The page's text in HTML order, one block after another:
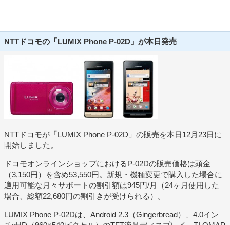
NTTドコモの「LUMIX Phone P-02D」が本日発売
NTTドコモが「LUMIX Phone P-02D」の販売を本日12月23日に
開始しました。
ドコモオンラインショップにおけるP-02Dの販売価格は頭金
（3,150円）を含め53,550円。新規・機種変更で購入した場合に
適用可能な月々サポートの割引額は945円/月（24ヶ月使用した
場合、総額22,680円の割引きが受けられる）。
LUMIX Phone P-02Dは、Android 2.3（Gingerbread）、4.0イン